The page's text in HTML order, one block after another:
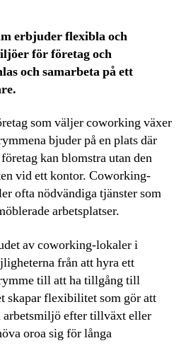
erbjuder flexibla och
för företag och
och samarbeta på ett
som väljer coworking växer
bjuder på en plats där
kan blomstra utan den
vid ett kontor. Coworking-
ofta nödvändiga tjänster som
arbetsplatser.
av coworking-lokaler i
från att hyra ett
till att ha tillgång till
skapar flexibilitet som gör att
arbetsmiljö efter tillväxt eller
oroa sig för långa